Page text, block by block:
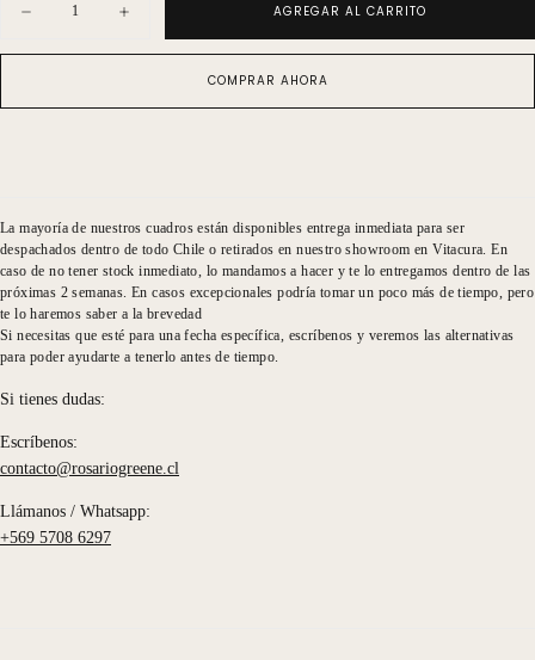
Disminuir
para
Frases
Aumentar
cantidad
para
Frases
AGREGAR AL CARRITO
COMPRAR AHORA
La mayoría de nuestros cuadros están disponibles entrega inmediata para ser
despachados dentro de todo Chile o retirados en nuestro showroom en Vitacura. En
caso de no tener stock inmediato, lo mandamos a hacer y te lo entregamos dentro de las
próximas 2 semanas. En casos excepcionales podría tomar un poco más de tiempo, pero
te lo haremos saber a la brevedad
Si necesitas que esté para una fecha específica, escríbenos y veremos las alternativas
para poder ayudarte a tenerlo antes de tiempo.
Si tienes dudas:
Escríbenos:
contacto@rosariogreene.cl
Llámanos / Whatsapp:
+569 5708 6297